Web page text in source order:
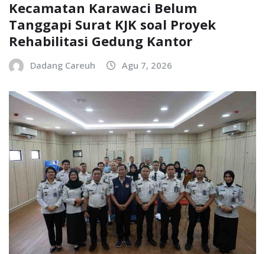
Kecamatan Karawaci Belum
Tanggapi Surat KJK soal Proyek
Rehabilitasi Gedung Kantor
Dadang Careuh Agu 7, 2026